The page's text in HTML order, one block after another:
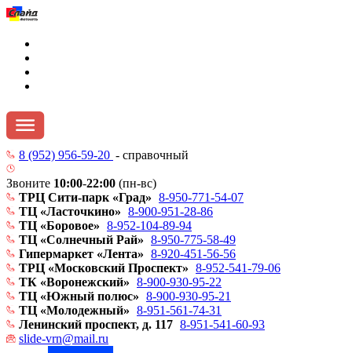
8 (952) 956-59-20 - справочный
Звоните 10:00-22:00 (пн-вс)
ТРЦ Сити-парк «Град» 8-950-771-54-07
ТЦ «Ласточкино» 8-900-951-28-86
ТЦ «Боровое» 8-952-104-89-94
ТЦ «Солнечный Рай» 8-950-775-58-49
Гипермаркет «Лента» 8-920-451-56-56
ТРЦ «Московский Проспект» 8-952-541-79-06
ТК «Воронежский» 8-900-930-95-22
ТЦ «Южный полюс» 8-900-930-95-21
ТЦ «Молодежный» 8-951-561-74-31
Ленинский проспект, д. 117 8-951-541-60-93
slide-vrn@mail.ru